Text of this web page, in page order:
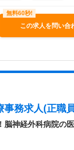
この求人を問い合
事務求人(正職
脳神経外科病院の